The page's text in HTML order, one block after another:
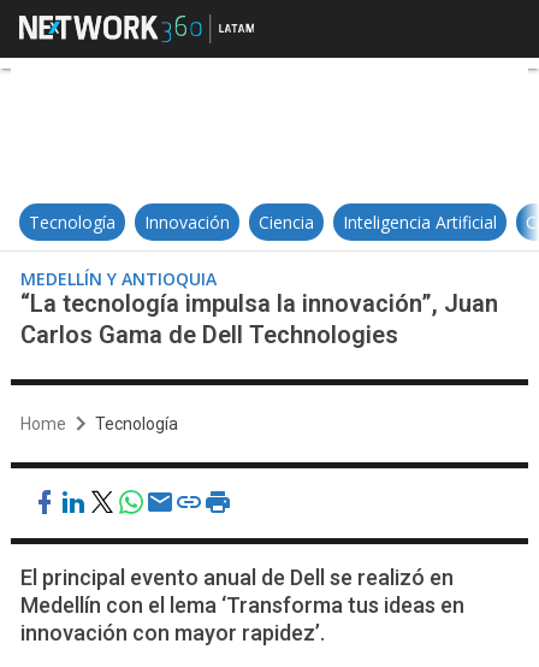
“La tecnología impulsa la
Tecnología Innovación Ciencia Inteligencia Artificial
MEDELLÍN Y ANTIOQUIA
“La tecnología impulsa la innovación”, Juan
Carlos Gama de Dell Technologies
Home Tecnología
El principal evento anual de Dell se realizó en
Medellín con el lema ‘Transforma tus ideas en
innovación con mayor rapidez’.